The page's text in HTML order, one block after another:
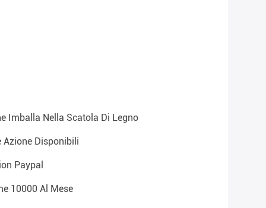
Imballa Nella Scatola Di Legno
Azione Disponibili
Paypal
10000 Al Mese